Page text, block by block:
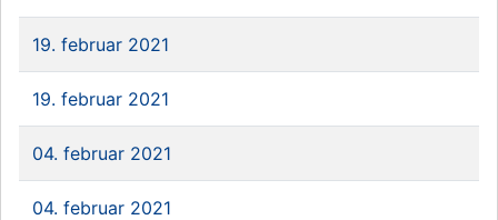
19. februar 2021
19. februar 2021
04. februar 2021
04. februar 2021